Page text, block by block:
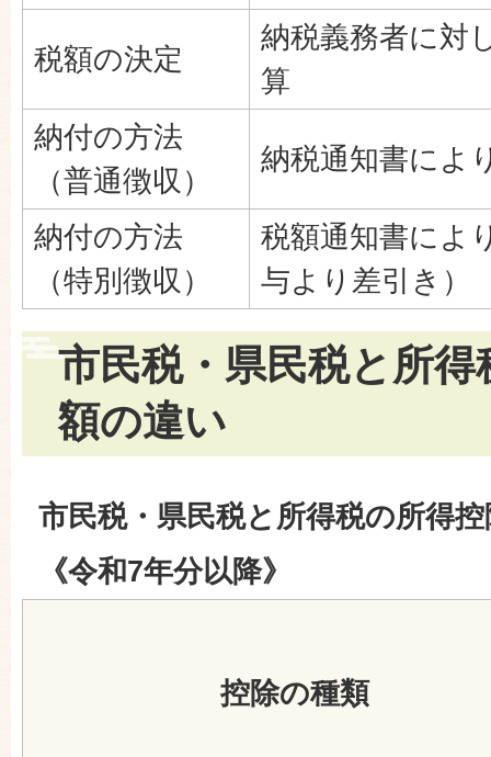
税額の決定
納税義務者に対
算
納付の方法
（普通徴収）
納税通知書によ
納付の方法
（特別徴収）
税額通知書によ
与より差引き）
市民税・県民税と所得
額の違い
市民税・県民税と所得税の所得
《令和7年分以降》
控除の種類